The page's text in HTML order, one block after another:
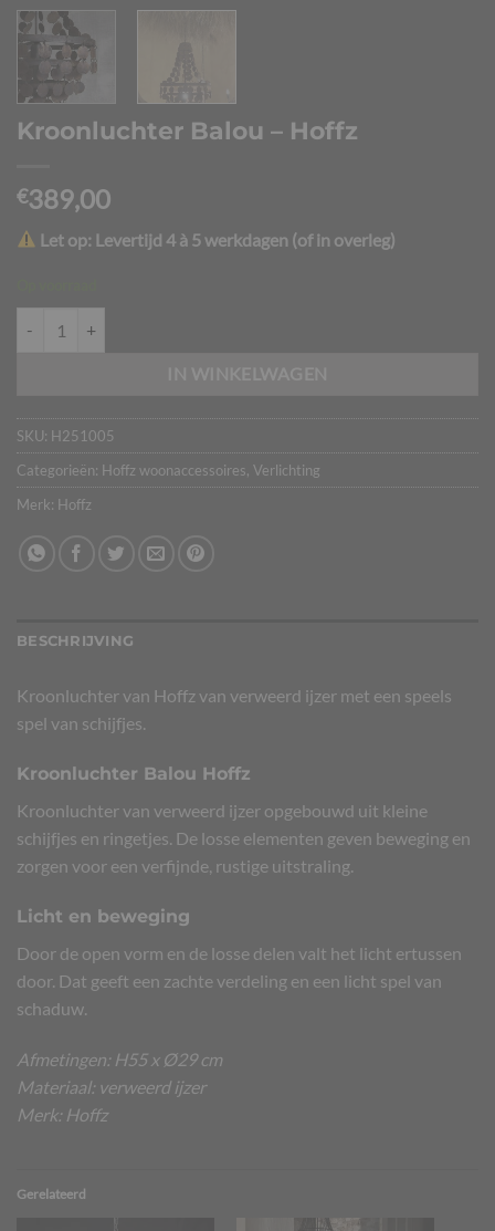
Kroonluchter Balou – Hoffz
€389,00
Let op: Levertijd 4 à 5 werkdagen (of in overleg)
SKU: H251005
Categorieën: Hoffz woonaccessoires, Verlichting
Merk: Hoffz
BESCHRIJVING
Kroonluchter van Hoffz van verweerd ijzer met een speels
spel van schijfjes.
Kroonluchter Balou Hoffz
Kroonluchter van verweerd ijzer opgebouwd uit kleine
schijfjes en ringetjes. De losse elementen geven beweging en
zorgen voor een verfijnde, rustige uitstraling.
Licht en beweging
Door de open vorm en de losse delen valt het licht ertussen
door. Dat geeft een zachte verdeling en een licht spel van
schaduw.
Afmetingen: H55 x Ø29 cm
Materiaal: verweerd ijzer
Merk: Hoffz
Gerelateerd